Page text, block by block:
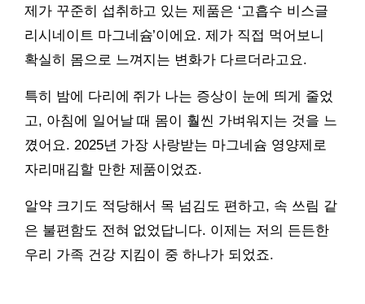
제가 꾸준히 섭취하고 있는 제품은 ‘고흡수 비스글
리시네이트 마그네슘’이에요. 제가 직접 먹어보니
확실히 몸으로 느껴지는 변화가 다르더라고요.
특히 밤에 다리에 쥐가 나는 증상이 눈에 띄게 줄었
고, 아침에 일어날 때 몸이 훨씬 가벼워지는 것을 느
꼈어요. 2025년 가장 사랑받는 마그네슘 영양제로
자리매김할 만한 제품이었죠.
알약 크기도 적당해서 목 넘김도 편하고, 속 쓰림 같
은 불편함도 전혀 없었답니다. 이제는 저의 든든한
우리 가족 건강 지킴이 중 하나가 되었죠.